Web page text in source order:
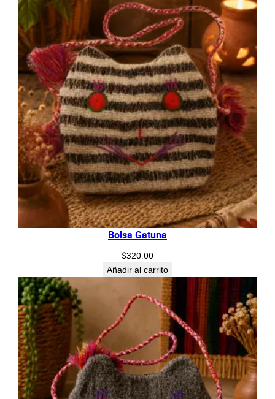
Bolsa Gatuna
$320.00
Añadir al carrito